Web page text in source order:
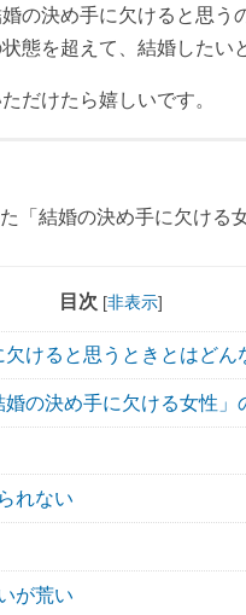
の決め手に欠けると思う
態を超えて、結婚したい
だけたら嬉しいです。
「結婚の決め手に欠ける
目次 [非表示]
けると思うときとはどん
の決め手に欠ける女性」
れない
が荒い